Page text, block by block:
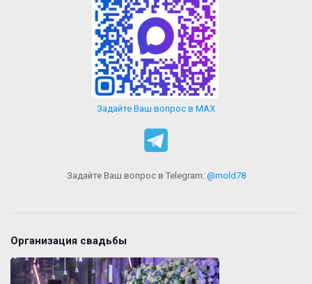
Задайте Ваш вопрос в MAX
Задайте Ваш вопрос в Telegram: @mold78
Организация свадьбы